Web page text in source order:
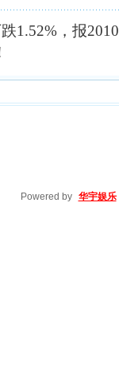
1.52%，报
Powered by 华宇娱乐